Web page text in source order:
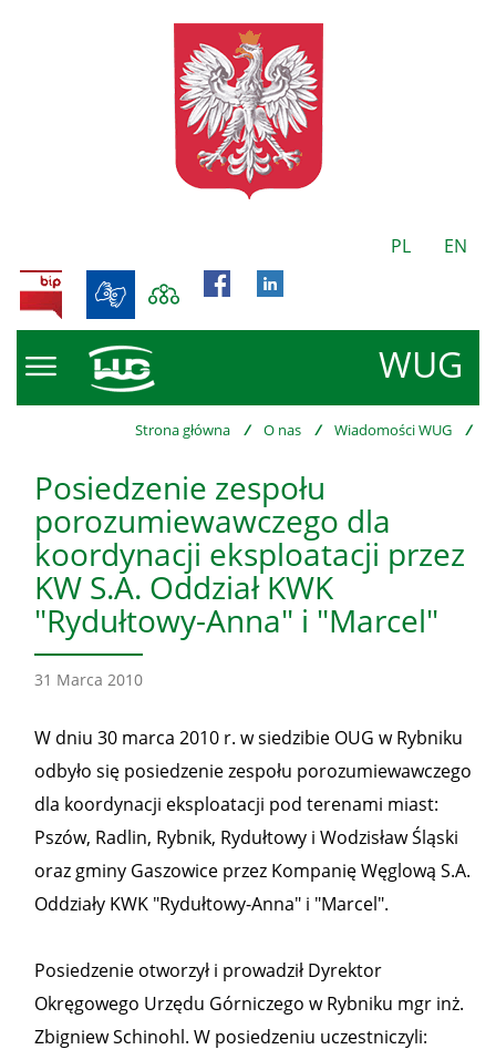
PL EN
WUG
BIP
Strona główna / O nas / Wiadomości WUG /
Posiedzenie zespołu
porozumiewawczego dla
koordynacji eksploatacji przez
KW S.A. Oddział KWK
"Rydułtowy-Anna" i "Marcel"
31 Marca 2010
W dniu 30 marca 2010 r. w siedzibie OUG w Rybniku
odbyło się posiedzenie zespołu porozumiewawczego
dla koordynacji eksploatacji pod terenami miast:
Pszów, Radlin, Rybnik, Rydułtowy i Wodzisław Śląski
oraz gminy Gaszowice przez Kompanię Węglową S.A.
Oddziały KWK "Rydułtowy-Anna" i "Marcel".
Posiedzenie otworzył i prowadził Dyrektor
Okręgowego Urzędu Górniczego w Rybniku mgr inż.
Zbigniew Schinohl. W posiedzeniu uczestniczyli: